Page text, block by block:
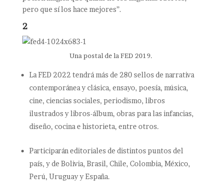
pero que sí los hace mejores”.
2
Una postal de la FED 2019.
La FED 2022 tendrá más de 280 sellos de narrativa
contemporánea y clásica, ensayo, poesía, música,
cine, ciencias sociales, periodismo, libros
ilustrados y libros-álbum, obras para las infancias,
diseño, cocina e historieta, entre otros.
Participarán editoriales de distintos puntos del
país, y de Bolivia, Brasil, Chile, Colombia, México,
Perú, Uruguay y España.